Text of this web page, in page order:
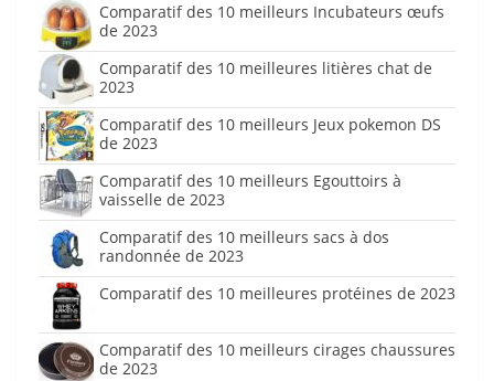
Comparatif des 10 meilleurs Incubateurs œufs
de 2023
Comparatif des 10 meilleures litières chat de
2023
Comparatif des 10 meilleurs Jeux pokemon DS
de 2023
Comparatif des 10 meilleurs Egouttoirs à
vaisselle de 2023
Comparatif des 10 meilleurs sacs à dos
randonnée de 2023
Comparatif des 10 meilleures protéines de 2023
Comparatif des 10 meilleurs cirages chaussures
de 2023